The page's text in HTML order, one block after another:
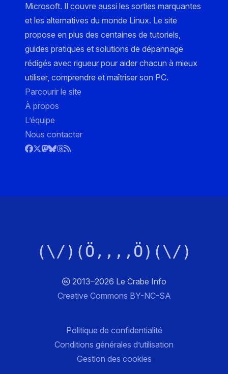
Microsoft. Il couvre aussi les sorties marquantes
et les alternatives du monde Linux. Le site
propose en plus des centaines de tutoriels,
guides pratiques et solutions de dépannage
rédigés avec rigueur pour aider chacun à mieux
utiliser, comprendre et maîtriser son PC.
Parcourir le site
À propos
L’équipe
Nous contacter
(\/)(Ö,,,,Ö)(\/)
2013–2026 Le Crabe Info
Creative Commons BY-NC-SA
Politique de confidentialité
Conditions générales d’utilisation
Gestion des cookies